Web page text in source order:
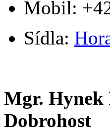
Mobil:
Sídla:
Mgr. Hynek
Dobrohost